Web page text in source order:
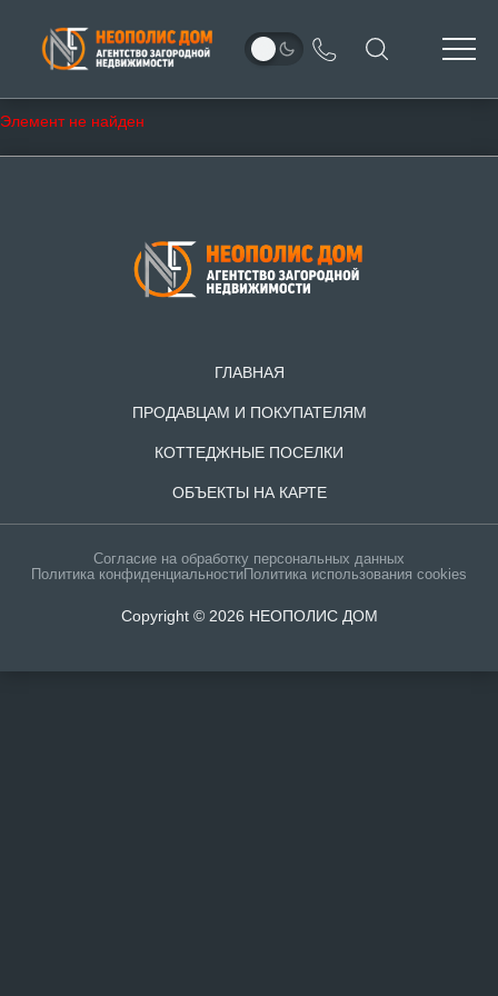
Элемент не найден
ГЛАВНАЯ
ПРОДАВЦАМ И ПОКУПАТЕЛЯМ
КОТТЕДЖНЫЕ ПОСЕЛКИ
ОБЪЕКТЫ НА КАРТЕ
Согласие на обработку персональных данных
Политика конфиденциальностиПолитика использования cookies
Copyright © 2026 НЕОПОЛИС ДОМ